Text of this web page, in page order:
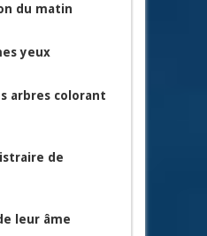
du matin
yeux
arbres colorant
de
leur âme